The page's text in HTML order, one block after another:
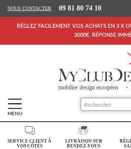
NOUS CONTACTER 09 81 80 74 10
RÉGLEZ FACILEMENT VOS ACHATS EN 3 X
3000€, RÉPONSE
MENU
Retour Accueil
SALON
SERVICE CLIENT À
VOS CÔTÉS
LIVRAISON SUR
RENDEZ-VOUS